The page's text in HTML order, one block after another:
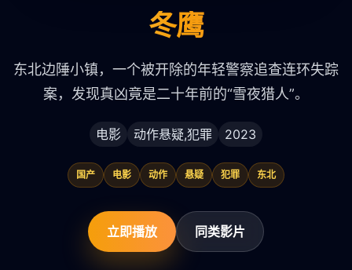
冬鹰
东北边陲小镇，一个被开除的年轻警察追查连环失踪
案，发现真凶竟是二十年前的“雪夜猎人”。
电影 动作悬疑,犯罪 2023
国产 电影 动作 悬疑 犯罪 东北
立即播放 同类影片